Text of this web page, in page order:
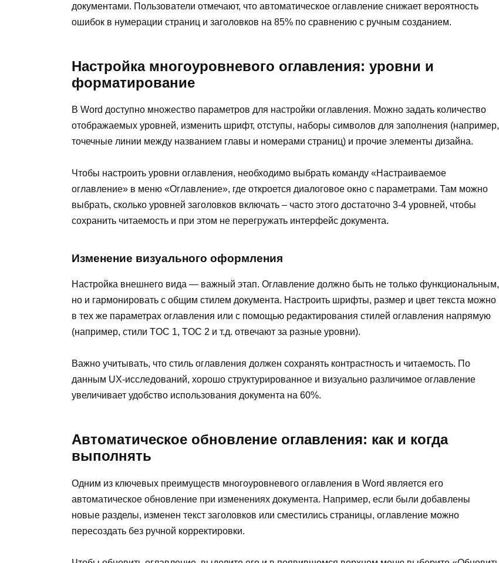
документами. Пользователи отмечают, что автоматическое оглавление снижает вероятность
ошибок в нумерации страниц и заголовков на 85% по сравнению с ручным созданием.
Настройка многоуровневого оглавления: уровни и
форматирование
В Word доступно множество параметров для настройки оглавления. Можно задать количество
отображаемых уровней, изменить шрифт, отступы, наборы символов для заполнения (например,
точечные линии между названием главы и номерами страниц) и прочие элементы дизайна.
Чтобы настроить уровни оглавления, необходимо выбрать команду «Настраиваемое
оглавление» в меню «Оглавление», где откроется диалоговое окно с параметрами. Там можно
выбрать, сколько уровней заголовков включать – часто этого достаточно 3-4 уровней, чтобы
сохранить читаемость и при этом не перегружать интерфейс документа.
Изменение визуального оформления
Настройка внешнего вида — важный этап. Оглавление должно быть не только функциональным,
но и гармонировать с общим стилем документа. Настроить шрифты, размер и цвет текста можно
в тех же параметрах оглавления или с помощью редактирования стилей оглавления напрямую
(например, стили TOC 1, TOC 2 и т.д. отвечают за разные уровни).
Важно учитывать, что стиль оглавления должен сохранять контрастность и читаемость. По
данным UX-исследований, хорошо структурированное и визуально различимое оглавление
увеличивает удобство использования документа на 60%.
Автоматическое обновление оглавления: как и когда
выполнять
Одним из ключевых преимуществ многоуровневого оглавления в Word является его
автоматическое обновление при изменениях документа. Например, если были добавлены
новые разделы, изменен текст заголовков или сместились страницы, оглавление можно
пересоздать без ручной корректировки.